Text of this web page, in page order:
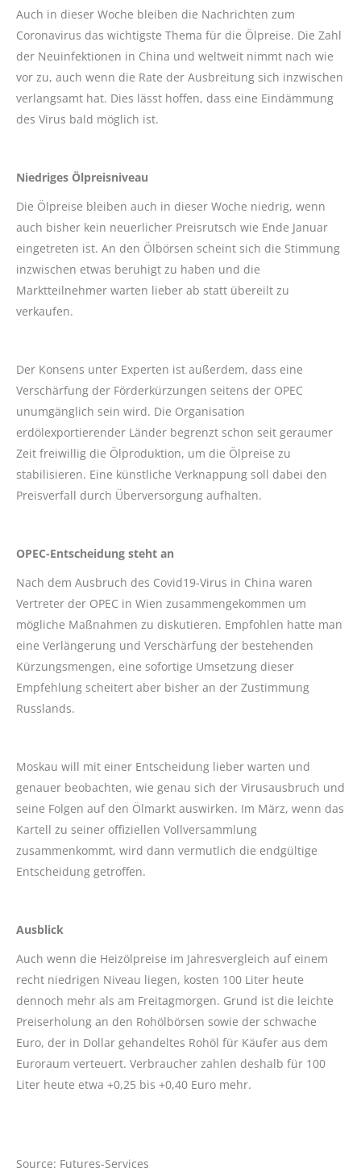
Auch in dieser Woche bleiben die Nachrichten zum
Coronavirus das wichtigste Thema für die Ölpreise. Die Zahl
der Neuinfektionen in China und weltweit nimmt nach wie
vor zu, auch wenn die Rate der Ausbreitung sich inzwischen
verlangsamt hat. Dies lässt hoffen, dass eine Eindämmung
des Virus bald möglich ist.
Niedriges Ölpreisniveau
Die Ölpreise bleiben auch in dieser Woche niedrig, wenn
auch bisher kein neuerlicher Preisrutsch wie Ende Januar
eingetreten ist. An den Ölbörsen scheint sich die Stimmung
inzwischen etwas beruhigt zu haben und die
Marktteilnehmer warten lieber ab statt übereilt zu
verkaufen.
Der Konsens unter Experten ist außerdem, dass eine
Verschärfung der Förderkürzungen seitens der OPEC
unumgänglich sein wird. Die Organisation
erdölexportierender Länder begrenzt schon seit geraumer
Zeit freiwillig die Ölproduktion, um die Ölpreise zu
stabilisieren. Eine künstliche Verknappung soll dabei den
Preisverfall durch Überversorgung aufhalten.
OPEC-Entscheidung steht an
Nach dem Ausbruch des Covid19-Virus in China waren
Vertreter der OPEC in Wien zusammengekommen um
mögliche Maßnahmen zu diskutieren. Empfohlen hatte man
eine Verlängerung und Verschärfung der bestehenden
Kürzungsmengen, eine sofortige Umsetzung dieser
Empfehlung scheitert aber bisher an der Zustimmung
Russlands.
Moskau will mit einer Entscheidung lieber warten und
genauer beobachten, wie genau sich der Virusausbruch und
seine Folgen auf den Ölmarkt auswirken. Im März, wenn das
Kartell zu seiner offiziellen Vollversammlung
zusammenkommt, wird dann vermutlich die endgültige
Entscheidung getroffen.
Ausblick
Auch wenn die Heizölpreise im Jahresvergleich auf einem
recht niedrigen Niveau liegen, kosten 100 Liter heute
dennoch mehr als am Freitagmorgen. Grund ist die leichte
Preiserholung an den Rohölbörsen sowie der schwache
Euro, der in Dollar gehandeltes Rohöl für Käufer aus dem
Euroraum verteuert. Verbraucher zahlen deshalb für 100
Liter heute etwa +0,25 bis +0,40 Euro mehr.
Source: Futures-Services